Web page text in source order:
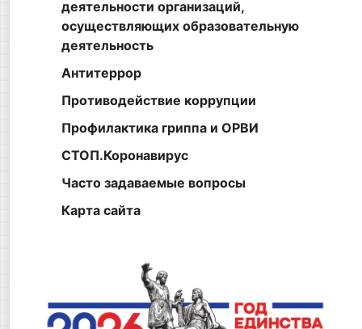
деятельности организаций,
осуществляющих образовательную
деятельность
Антитеррор
Противодействие коррупции
Профилактика гриппа и ОРВИ
СТОП.Коронавирус
Часто задаваемые вопросы
Карта сайта